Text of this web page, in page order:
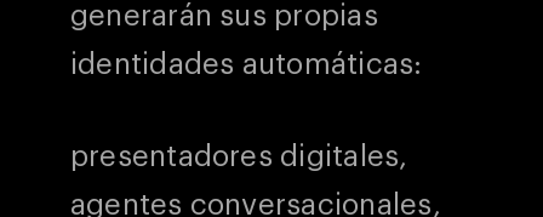
generarán sus propias
identidades automáticas:
presentadores digitales,
agentes conversacionales,